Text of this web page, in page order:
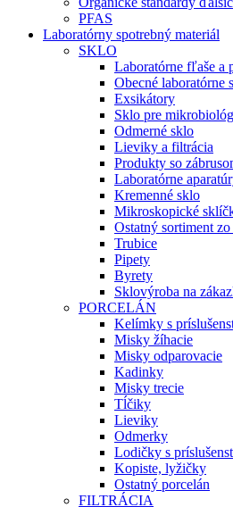
PFAS
Laboratórny spotrebný materiál
SKLO
Laboratórne fľaše a
Obecné laboratórne
Exsikátory
Sklo pre
Odmerné sklo
Lieviky a filtrácia
Produkty so
Laboratórne
Kremenné sklo
Mikroskopické
Ostatný sortiment zo
Trubice
Pipety
Byrety
Sklovýroba na
PORCELÁN
Kelímky s
Misky žíhacie
Misky odparovacie
Kadinky
Misky trecie
Tĺčiky
Lieviky
Odmerky
Lodičky s
Kopiste, lyžičky
Ostatný porcelán
FILTRÁCIA